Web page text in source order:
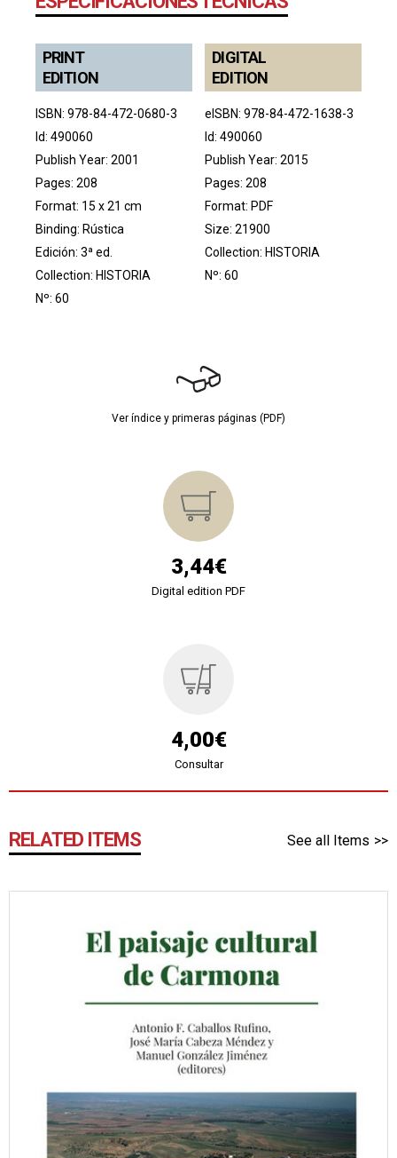
PRINT
EDITION
ISBN: 978-84-472-0680-3
Id: 490060
Publish Year: 2001
Pages: 208
Format: 15 x 21 cm
Binding: Rústica
Edición: 3ª ed.
Collection: HISTORIA
Nº: 60
DIGITAL
EDITION
eISBN: 978-84-472-1638-3
Id: 490060
Publish Year: 2015
Pages: 208
Format: PDF
Size: 21900
Collection:HISTORIA
Nº: 60
Ver índice y primeras páginas (PDF)
3,44€
Digital edition PDF
4,00€
Consultar
RELATED ITEMS See all Items